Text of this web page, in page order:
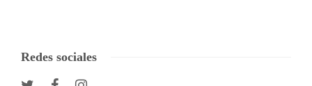
Redes sociales